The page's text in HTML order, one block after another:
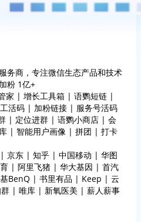
务商，专注微信生态产品和技术
粉 1亿+
家 | 增长工具箱 | 语鹦短链 |
活码 | 加粉链接 | 服务号活码
| 定位进群 | 语鹦小商店 | 会
| 智能用户画像 | 拼团 | 打卡
| 京东 | 知乎 | 中国移动 | 华图
| 阿里飞猪 | 华大基因 | 首汽
BenQ | 书里有品 | Keep | 云
| 唯库 | 新氧医美 | 薪人薪事